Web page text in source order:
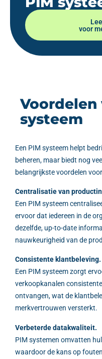
voor
Voordelen
systeem
Een PIM systeem helpt
beheren, maar biedt nog
belangrijkste voordelen
Centralisatie van
Een PIM systeem
ervoor dat iedereen in de
dezelfde, up-to-date
nauwkeurigheid van de
Consistente klantbeleving.
Een PIM systeem zorgt
verkoopkanalen
ontvangen, wat de
merkvertrouwen versterkt.
Verbeterde datakwaliteit.
PIM systemen omvatten
waardoor de kans op